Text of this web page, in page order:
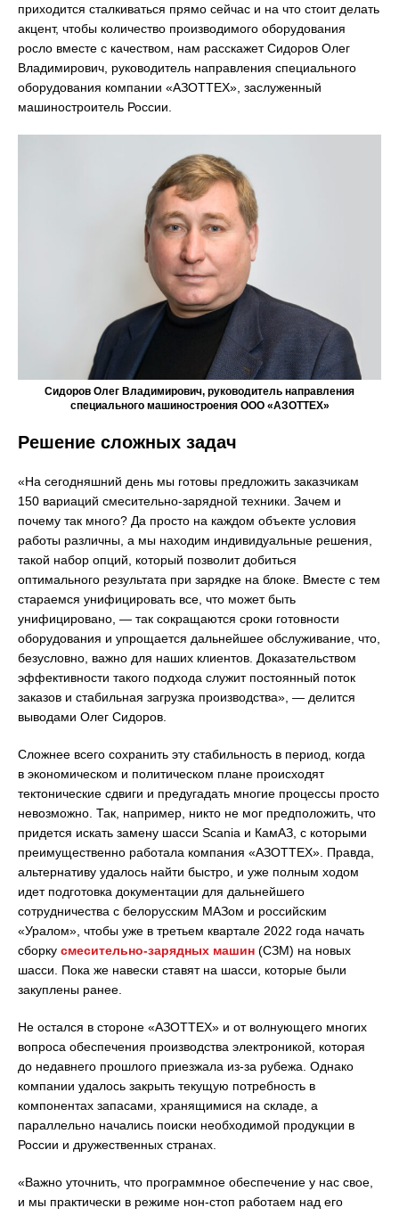
приходится сталкиваться прямо сейчас и на что стоит делать
акцент, чтобы количество производимого оборудования
росло вместе с качеством, нам расскажет Сидоров Олег
Владимирович, руководитель направления специального
оборудования компании «АЗОТТЕХ», заслуженный
машиностроитель России.
Сидоров Олег Владимирович, руководитель направления
специального машиностроения ООО «АЗОТТЕХ»
Решение сложных задач
«На сегодняшний день мы готовы предложить заказчикам
150 вариаций смесительно-зарядной техники. Зачем и
почему так много? Да просто на каждом объекте условия
работы различны, а мы находим индивидуальные решения,
такой набор опций, который позволит добиться
оптимального результата при зарядке на блоке. Вместе с тем
стараемся унифицировать все, что может быть
унифицировано, — так сокращаются сроки готовности
оборудования и упрощается дальнейшее обслуживание, что,
безусловно, важно для наших клиентов. Доказательством
эффективности такого подхода служит постоянный поток
заказов и стабильная загрузка производства», — делится
выводами Олег Сидоров.
Сложнее всего сохранить эту стабильность в период, когда
в экономическом и политическом плане происходят
тектонические сдвиги и предугадать многие процессы просто
невозможно. Так, например, никто не мог предположить, что
придется искать замену шасси Scania и КамАЗ, с которыми
преимущественно работала компания «АЗОТТЕХ». Правда,
альтернативу удалось найти быстро, и уже полным ходом
идет подготовка документации для дальнейшего
сотрудничества с белорусским МАЗом и российским
«Уралом», чтобы уже в третьем квартале 2022 года начать
сборку смесительно-зарядных машин (СЗМ) на новых
шасси. Пока же навески ставят на шасси, которые были
закуплены ранее.
Не остался в стороне «АЗОТТЕХ» и от волнующего многих
вопроса обеспечения производства электроникой, которая
до недавнего прошлого приезжала из-за рубежа. Однако
компании удалось закрыть текущую потребность в
компонентах запасами, хранящимися на складе, а
параллельно начались поиски необходимой продукции в
России и дружественных странах.
«Важно уточнить, что программное обеспечение у нас свое,
и мы практически в режиме нон-стоп работаем над его